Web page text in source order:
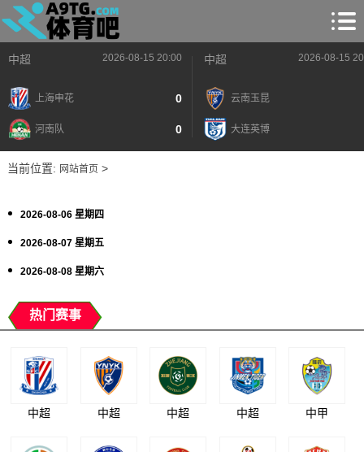
中超 2026-08-15 20:00
上海申花 0
河南队 0
中超 2026-08-15
云南玉昆
大连英博
当前位置: 网站首页>
2026-08-06 星期四
2026-08-07 星期五
2026-08-08 星期六
热门赛事
中超 中超 中超 中超 中甲